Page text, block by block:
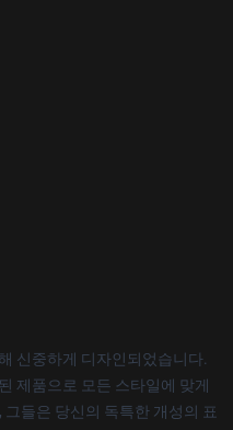
신중하게 디자인되었습니다.
제품으로 모든 스타일에 맞게
들은 당신의 독특한 개성의 표